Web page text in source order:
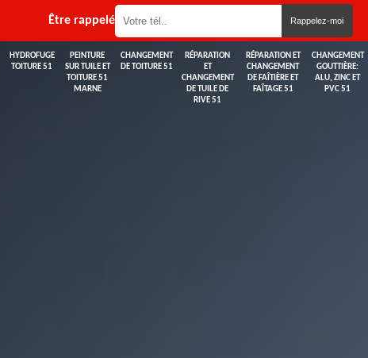
Être rappelé
HYDROFUGE
TOITURE 51
PEINTURE
SUR TUILE ET
TOITURE 51
MARNE
CHANGEMENT
DE TOITURE 51
RÉPARATION
ET
CHANGEMENT
DE TUILE DE
RIVE 51
RÉPARATION ET
CHANGEMENT
DE FAÎTIÈRE ET
FAÎTAGE 51
CHANGEMENT
GOUTTIÈRE:
ALU, ZINC ET
PVC 51